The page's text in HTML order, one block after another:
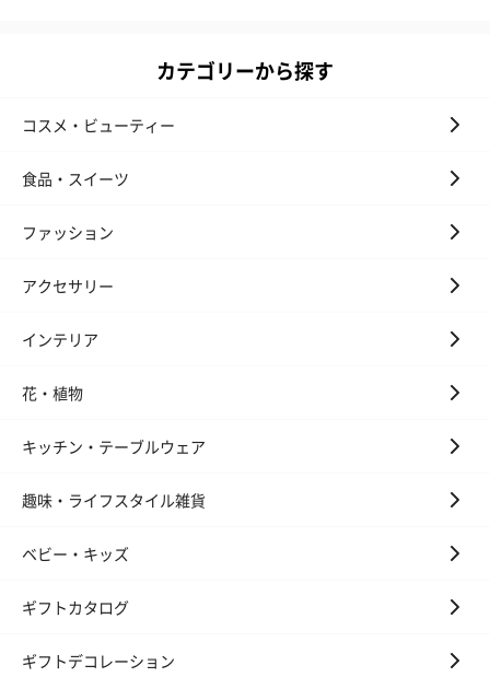
スイーツを同梱してお届けいたします。ギフトへの＋αにおすすめ
（レモン＆紅茶）（432
ェ〜国産フル
スキンケアグッズ
カテゴリーから探す
コスメ・ビューティー
食品・スイーツ
ファッション
アクセサリー
インテリア
花・植物
キッチン・テーブルウェア
趣味・ライフスタイル雑貨
ベビー・キッズ
ギフトカタログ
ギフトデコレーション